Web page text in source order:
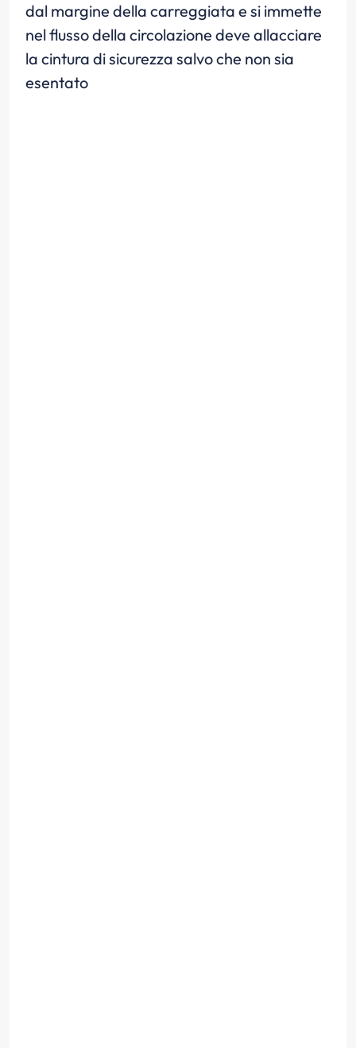
dal margine della carreggiata e si immette
nel flusso della circolazione deve allacciare
la cintura di sicurezza salvo che non sia
esentato